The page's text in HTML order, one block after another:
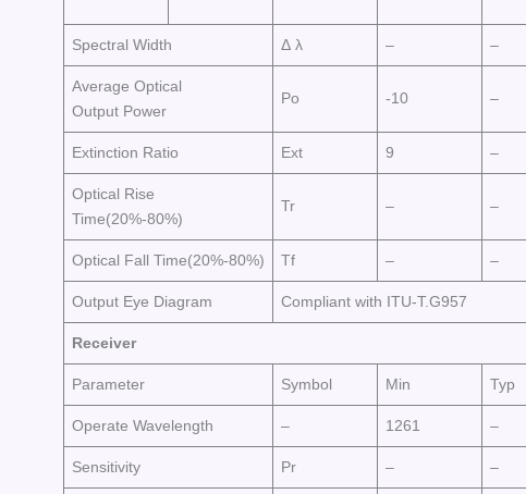
Spectral Width Δ λ – –
Average Optical
Output Power
Po -10 –
Extinction Ratio Ext 9 –
Optical Rise
Time(20%-80%)
Tr – –
Optical Fall Time(20%-80%) Tf – –
Output Eye Diagram Compliant with ITU-T.G957
Receiver
Parameter Symbol Min Typ
Operate Wavelength – 1261 –
Sensitivity Pr – –